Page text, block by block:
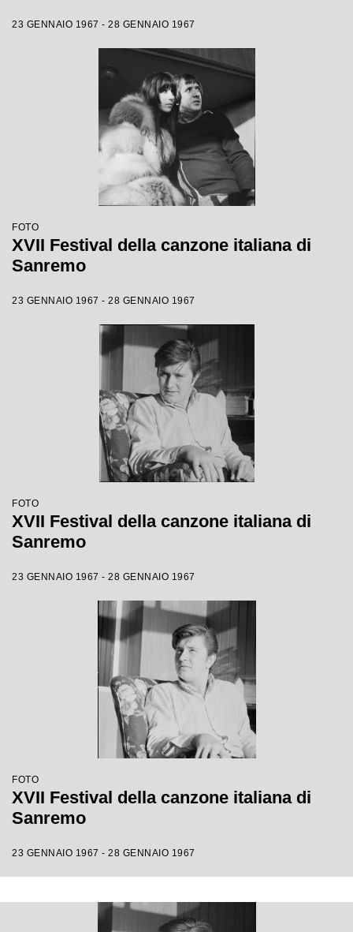
23 GENNAIO 1967 - 28 GENNAIO 1967
FOTO
XVII Festival della canzone italiana di
Sanremo
23 GENNAIO 1967 - 28 GENNAIO 1967
FOTO
XVII Festival della canzone italiana di
Sanremo
23 GENNAIO 1967 - 28 GENNAIO 1967
FOTO
XVII Festival della canzone italiana di
Sanremo
23 GENNAIO 1967 - 28 GENNAIO 1967